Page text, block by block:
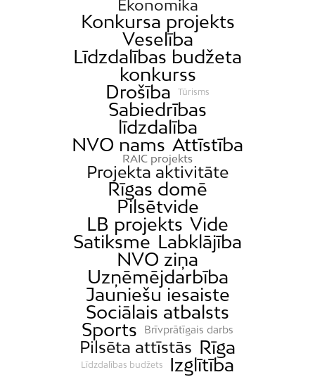
Ekonomika
Konkursa projekts
Veselība
Līdzdalības budžeta
konkurss
Drošība
Tūrisms
Sabiedrības
līdzdalība
NVO nams Attīstība
RAIC projekts
Projekta aktivitāte
Rīgas domē
Pilsētvide
LB projekts Vide
Satiksme Labklājība
NVO ziņa
Uzņēmējdarbība
Jauniešu iesaiste
Sociālais atbalsts
Sports
Brīvprātīgais darbs
Pilsēta attīstās Rīga
Līdzdalības budžets Izglītība